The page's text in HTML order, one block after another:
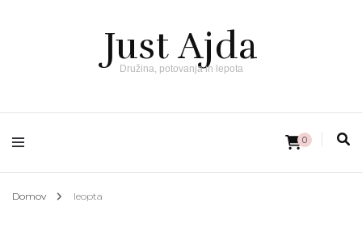
Just Ajda
Družina, potovanja in lepota
0
Domov leopta